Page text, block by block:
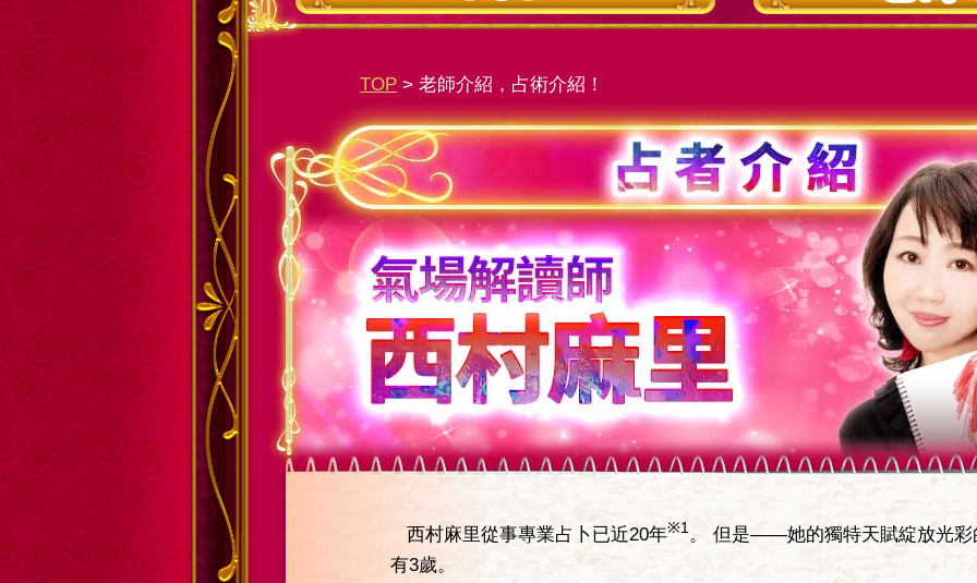
TOP >老師介紹，占術介紹！
氣場解讀師
西村麻里
西村麻里從事專業占卜已近20年※1 。 但是——她的獨特天賦綻放光彩
有3歲。